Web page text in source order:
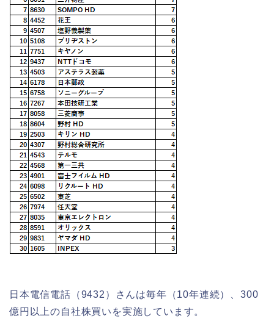
日本電信電話（9432）さんは毎年（10年連続）、300
億円以上の自社株買いを実施しています。